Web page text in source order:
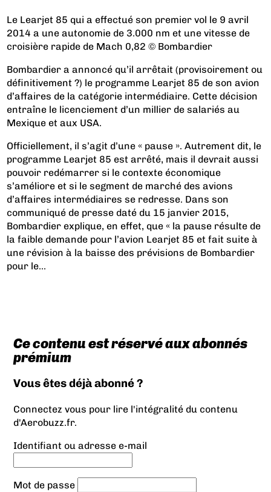
Le Learjet 85 qui a effectué son premier vol le 9 avril
2014 a une autonomie de 3.000 nm et une vitesse de
croisière rapide de Mach 0,82 © Bombardier
Bombardier a annoncé qu’il arrêtait (provisoirement ou
définitivement ?) le programme Learjet 85 de son avion
d’affaires de la catégorie intermédiaire. Cette décision
entraîne le licenciement d’un millier de salariés au
Mexique et aux USA.
Officiellement, il s’agit d’une « pause ». Autrement dit, le
programme Learjet 85 est arrêté, mais il devrait aussi
pouvoir redémarrer si le contexte économique
s’améliore et si le segment de marché des avions
d’affaires intermédiaires se redresse. Dans son
communiqué de presse daté du 15 janvier 2015,
Bombardier explique, en effet, que « la pause résulte de
la faible demande pour l’avion Learjet 85 et fait suite à
une révision à la baisse des prévisions de Bombardier
pour le...
Ce contenu est réservé aux abonnés
prémium
Vous êtes déjà abonné ?
Connectez vous pour lire l'intégralité du contenu
d'Aerobuzz.fr.
Identifiant ou adresse e-mail
Mot de passe